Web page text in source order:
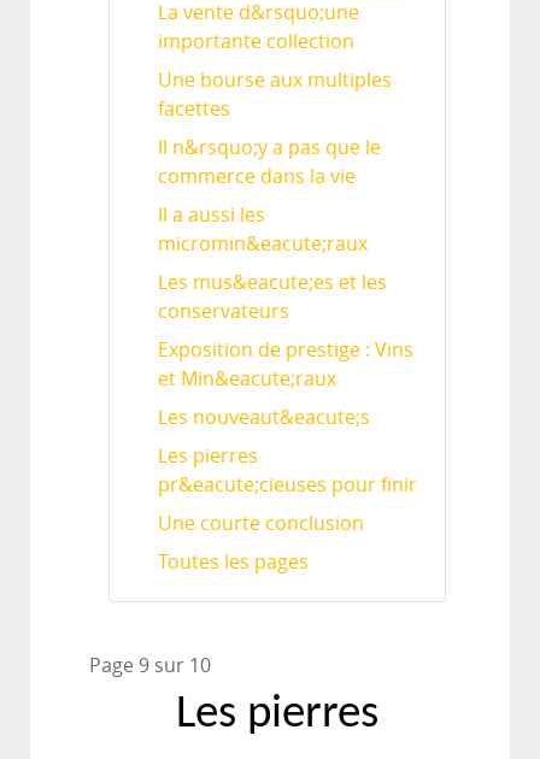
La vente d&rsquo;une
importante collection
Une bourse aux multiples
facettes
Il n&rsquo;y a pas que le
commerce dans la vie
Il a aussi les
micromin&eacute;raux
Les mus&eacute;es et les
conservateurs
Exposition de prestige : Vins
et Min&eacute;raux
Les nouveaut&eacute;s
Les pierres
pr&eacute;cieuses pour finir
Une courte conclusion
Toutes les pages
Page 9 sur 10
Les pierres